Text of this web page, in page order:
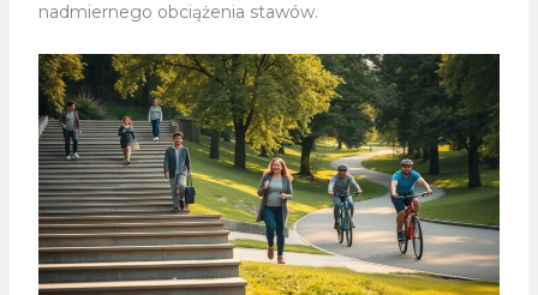
nadmiernego obciążenia stawów.